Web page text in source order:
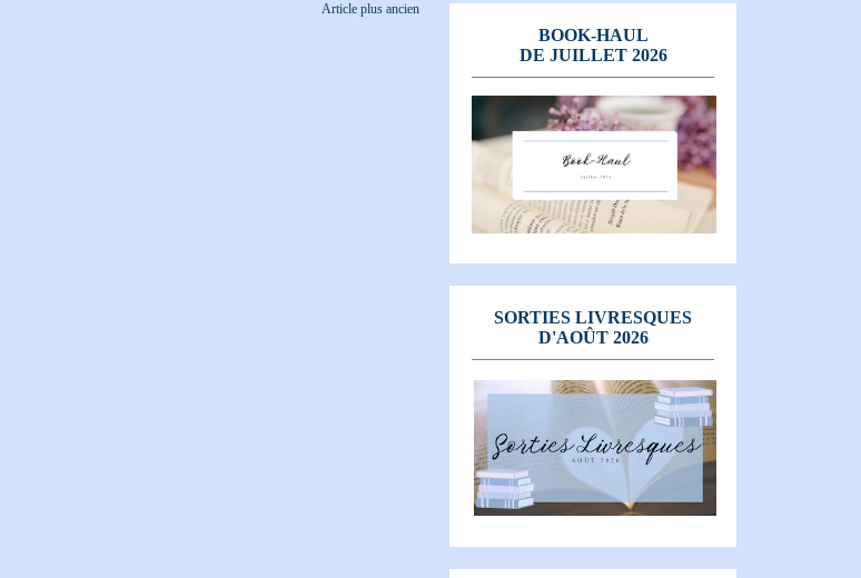
Article plus ancien
BOOK-HAUL
DE JUILLET 2026
SORTIES LIVRESQUES
D'AOÛT 2026